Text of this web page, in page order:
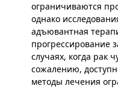
ограничиваются
однако
адъювантная
прогрессирование
случаях, когда рак
сожалению,
методы лечения